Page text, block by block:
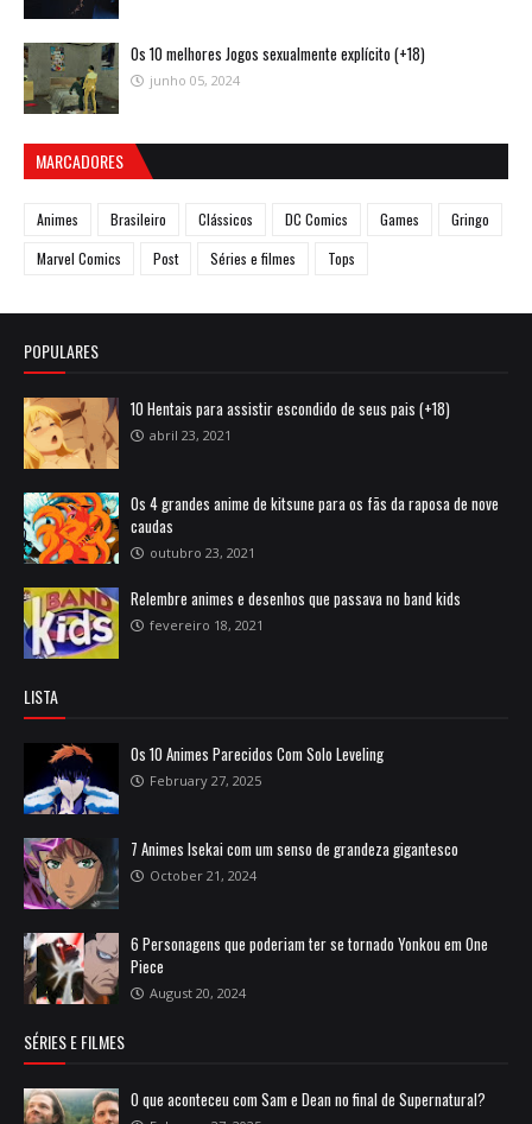
Os 10 melhores Jogos sexualmente explícito (+18)
junho 05, 2024
MARCADORES
Animes Brasileiro Clássicos DC Comics Games
Gringo
Marvel Comics
Post Séries e filmes Tops
POPULARES
10 Hentais para assistir escondido de seus pais (+18)
abril 23, 2021
Os 4 grandes anime de kitsune para os fãs da raposa de nove
caudas
outubro 23, 2021
Relembre animes e desenhos que passava no band kids
fevereiro 18, 2021
LISTA
Os 10 Animes Parecidos Com Solo Leveling
February 27, 2025
7 Animes Isekai com um senso de grandeza gigantesco
October 21, 2024
6 Personagens que poderiam ter se tornado Yonkou em One
Piece
August 20, 2024
SÉRIES E FILMES
O que aconteceu com Sam e Dean no final de Supernatural?